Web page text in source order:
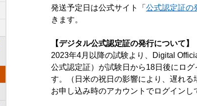
発送予定日は公式サイト「 公式認定証の
きます。
【デジタル公式認定証の発行について】
2023年4月以降の試験より、Digital
公式認定証）が試験日から18日後にロ
す。（日米の祝日の影響により、遅れる
お申し込み時のアカウントでログインし